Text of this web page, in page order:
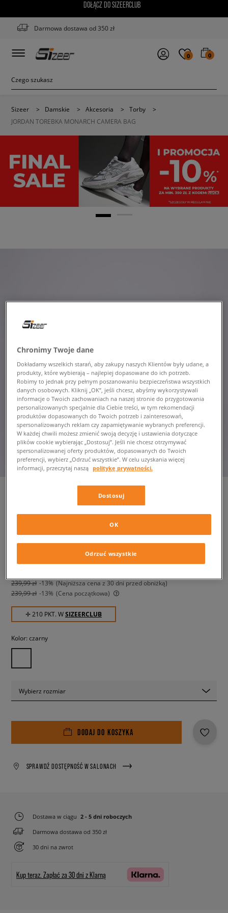
DOŁĄCZ DO SIZEERCLUB
Darmowa dostawa od 350 zł
0 0
Sizeer > Damskie > Akcesoria > Torby
>
JORDAN TOREBKA MONARCH CAMERA BAG
JORDAN TOREBKA MONARCH
unisex, torby
239,99 zł -13%
(najniższa cena z 30 dni przed obniżką)
239,99 zł -13% (Cena początkowa)
✛ 210 PKT. WSIZEERCLUB
Kolor: czarny
Wybierz rozmiar
DODAJ DO KOSZYKA
SPRAWDŹ DOSTĘPNOŚĆ W SALONACH
Dostawa w ciągu 2 - 5 dni roboczych
Darmowa dostawa od 350 zł
30 dni na zwrot
Kup teraz. Zapłać za 30 dni z Klarną
Chronimy Twoje dane
Dokładamy wszelkich starań, aby zakupy naszych Klientów były udane, a
produkty, które wybierają – najlepiej dopasowane do ich potrzeb.
Robimy to jednak przy pełnym poszanowaniu bezpieczeństwa wszystkich
danych osobowych. Kliknij „OK”, jeśli chcesz, abyśmy wykorzystywali
informacje o Twoich zachowaniach na naszej stronie do przygotowania
personalizowanych specjalnie dla Ciebie treści, w tym rekomendacji
produktów dopasowanych do Twoich potrzeb i zainteresowań,
spersonalizowanych reklam czy zapamiętywanie wybranych preferencji.
W każdej chwili możesz zmienić swoją decyzję i ustawienia dotyczące
plików cookie wybierając „Dostosuj”. Jeśli nie chcesz otrzymywać
spersonalizowanej oferty produktów, dopasowanych do Twoich
preferencji, wybierz „Odrzuć wszystkie”. W celu uzyskania więcej
informacji, przeczytaj naszą politykę prywatności.
Dostosuj
Odrzuć wszystkie
OK